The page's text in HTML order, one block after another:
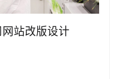
站改版设计